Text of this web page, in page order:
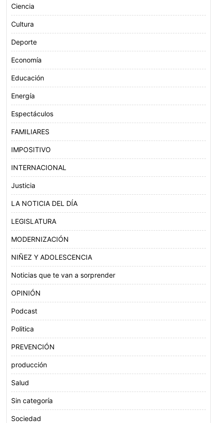
Ciencia
Cultura
Deporte
Economía
Educación
Energía
Espectáculos
FAMILIARES
IMPOSITIVO
INTERNACIONAL
Justicia
LA NOTICIA DEL DÍA
LEGISLATURA
MODERNIZACIÓN
NIÑEZ Y ADOLESCENCIA
Noticias que te van a sorprender
OPINIÓN
Podcast
Politica
PREVENCIÓN
producción
Salud
Sin categoría
Sociedad